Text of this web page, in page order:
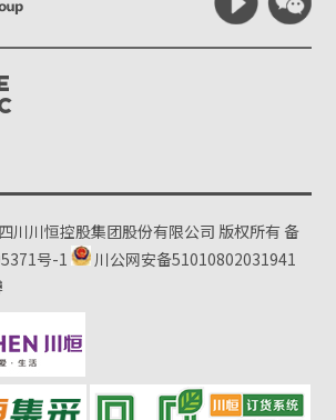
川恒控股集团股份有限公司 版权所有备
号-1
川公网安备51010802031941